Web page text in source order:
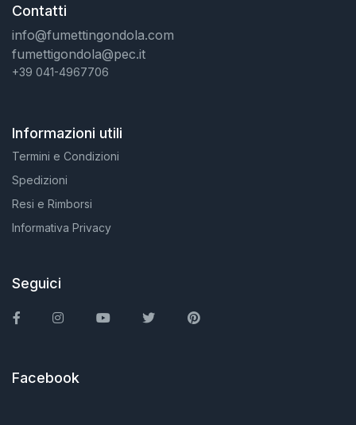
Contatti
info@fumettingondola.com
fumettigondola@pec.it
+39 041-4967706
Informazioni utili
Termini e Condizioni
Spedizioni
Resi e Rimborsi
Informativa Privacy
Seguici
FacebookInstagramYou TubeTwitter Pinterest
Facebook